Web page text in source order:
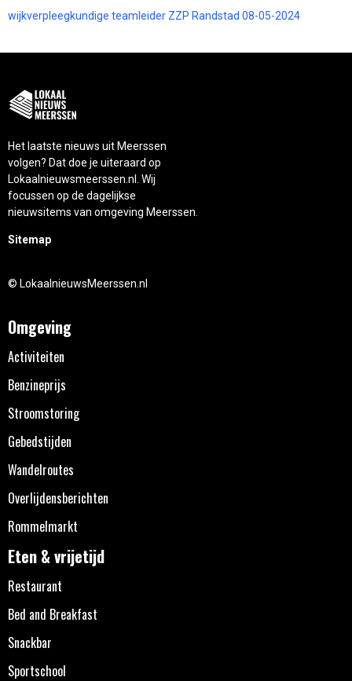
wijkverpleegkundige teamleider ZZP Randstad 08-05-2024
Het laatste nieuws uit Meerssen
volgen? Dat doe je uiteraard op
Lokaalnieuwsmeerssen.nl. Wij
focussen op de dagelijkse
nieuwsitems van omgeving Meerssen.
Sitemap
© LokaalnieuwsMeerssen.nl
Omgeving
Activiteiten
Benzineprijs
Stroomstoring
Gebedstijden
Wandelroutes
Overlijdensberichten
Rommelmarkt
Eten & vrijetijd
Restaurant
Bed and Breakfast
Snackbar
Sportschool